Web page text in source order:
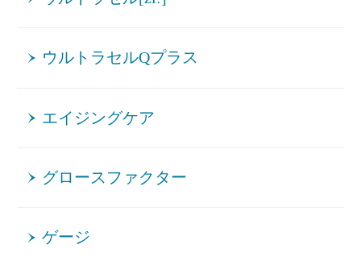
ウルトラセルQプラス
エイジングケア
グロースファクター
ゲージ